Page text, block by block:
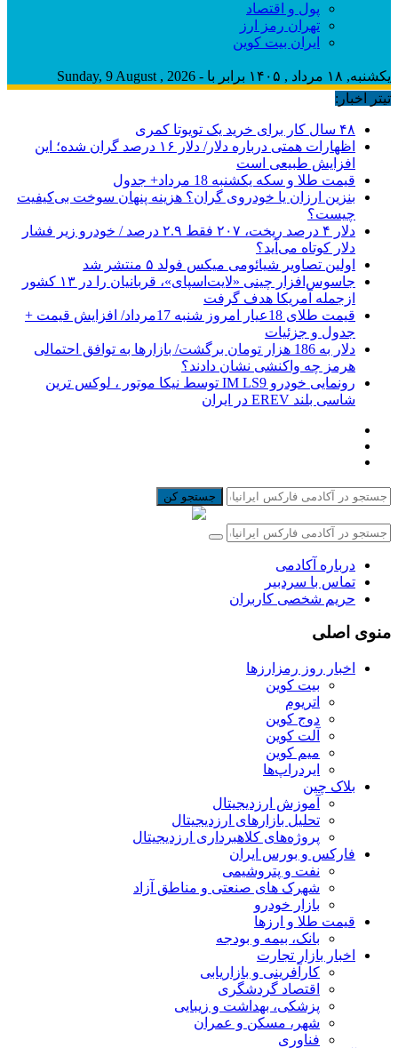
پول و اقتصاد
تهران رمز ارز
ایران بیت کوین
یکشنبه, ۱۸ مرداد , ۱۴۰۵ برابر با - Sunday, 9 August , 2026
تیتر اخبار:
۴۸ سال کار برای خرید یک تویوتا کمری
اظهارات همتی درباره دلار/ دلار ۱۶ درصد گران شده؛ این
افزایش طبیعی است
قیمت طلا و سکه یکشنبه 18 مرداد+ جدول
بنزین ارزان یا خودروی گران؟ هزینه پنهان سوخت بی‌کیفیت
چیست؟
دلار ۴ درصد ریخت، ۲۰۷ فقط ۲.۹ درصد / خودرو زیر فشار
دلار کوتاه می‌آید؟
اولین تصاویر شیائومی میکس فولد ۵ منتشر شد
جاسوس‌افزار چینی «لایت‌اسپای»، قربانیان را در ۱۳ کشور
ازجمله آمریکا هدف گرفت
قیمت طلای 18عیار امروز شنبه 17مرداد/ افزایش قیمت +
جدول و جزئیات
دلار به 186 هزار تومان برگشت/ بازارها به توافق احتمالی
هرمز چه واکنشی نشان دادند؟
رونمایی خودرو IM LS9 توسط نیکا موتور ، لوکس ترین
شاسی بلند EREV در ایران
جستجو کن
درباره آکادمی
تماس با سردبیر
حریم شخصی کاربران
منوی اصلی
اخبار روز رمزارزها
بیت کوین
اتریوم
دوج کوین
آلت کوین
میم کوین‌
ایردراپ‌ها
بلاک چین
آموزش ارزدیجیتال
تحلیل بازارهای ارزدیجیتال
پروژه‌های کلاهبرداری ارزدیجیتال
فارکس و بورس ایران
نفت و پتروشیمی
شهرک های صنعتی و مناطق آزاد
بازار خودرو
قیمت طلا و ارزها
بانک، بیمه و بودجه
اخبار بازار تجارت
کارآفرینی و بازاریابی
اقتصاد گردشگری
پزشکی، بهداشت و زیبایی
شهر، مسکن و عمران
فناوری